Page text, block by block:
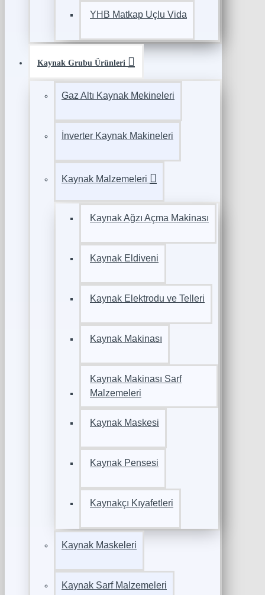
YHB Matkap Uçlu Vida
Kaynak Grubu Ürünleri
Gaz Altı Kaynak Mekineleri
İnverter Kaynak Makineleri
Kaynak Malzemeleri
Kaynak Ağzı Açma Makinası
Kaynak Eldiveni
Kaynak Elektrodu ve Telleri
Kaynak Makinası
Kaynak Makinası Sarf
Malzemeleri
Kaynak Maskesi
Kaynak Pensesi
Kaynakçı Kıyafetleri
Kaynak Maskeleri
Kaynak Sarf Malzemeleri